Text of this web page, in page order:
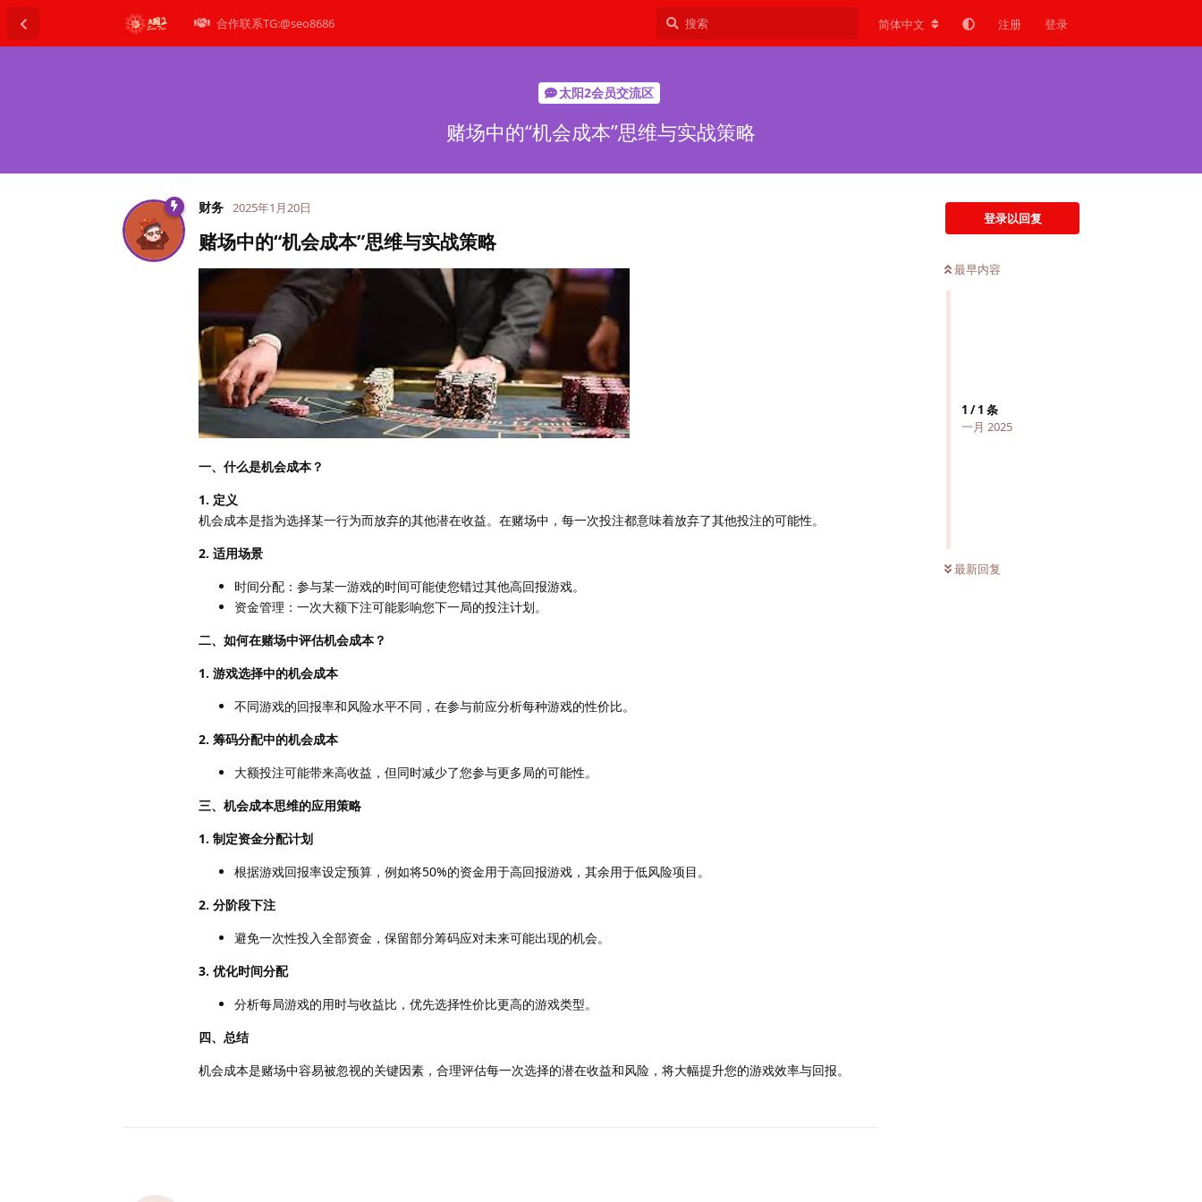
合作联系TG:@seo8686 简体中文 注册 登录
太阳2会员交流区
赌场中的“机会成本”思维与实战策略
登录以回复
最早内容
1 /1 条
一月 2025
最新回复
财务 2025年1月20日
赌场中的“机会成本”思维与实战策略
一、什么是机会成本？
1. 定义
机会成本是指为选择某一行为而放弃的其他潜在收益。在赌场中，每一次投注都意味着放弃了其他投注的可能性。
2. 适用场景
时间分配：参与某一游戏的时间可能使您错过其他高回报游戏。
资金管理：一次大额下注可能影响您下一局的投注计划。
二、如何在赌场中评估机会成本？
1. 游戏选择中的机会成本
不同游戏的回报率和风险水平不同，在参与前应分析每种游戏的性价比。
2. 筹码分配中的机会成本
大额投注可能带来高收益，但同时减少了您参与更多局的可能性。
三、机会成本思维的应用策略
1. 制定资金分配计划
根据游戏回报率设定预算，例如将50%的资金用于高回报游戏，其余用于低风险项目。
2. 分阶段下注
避免一次性投入全部资金，保留部分筹码应对未来可能出现的机会。
3. 优化时间分配
分析每局游戏的用时与收益比，优先选择性价比更高的游戏类型。
四、总结
机会成本是赌场中容易被忽视的关键因素，合理评估每一次选择的潜在收益和风险，将大幅提升您的游戏效率与回报。